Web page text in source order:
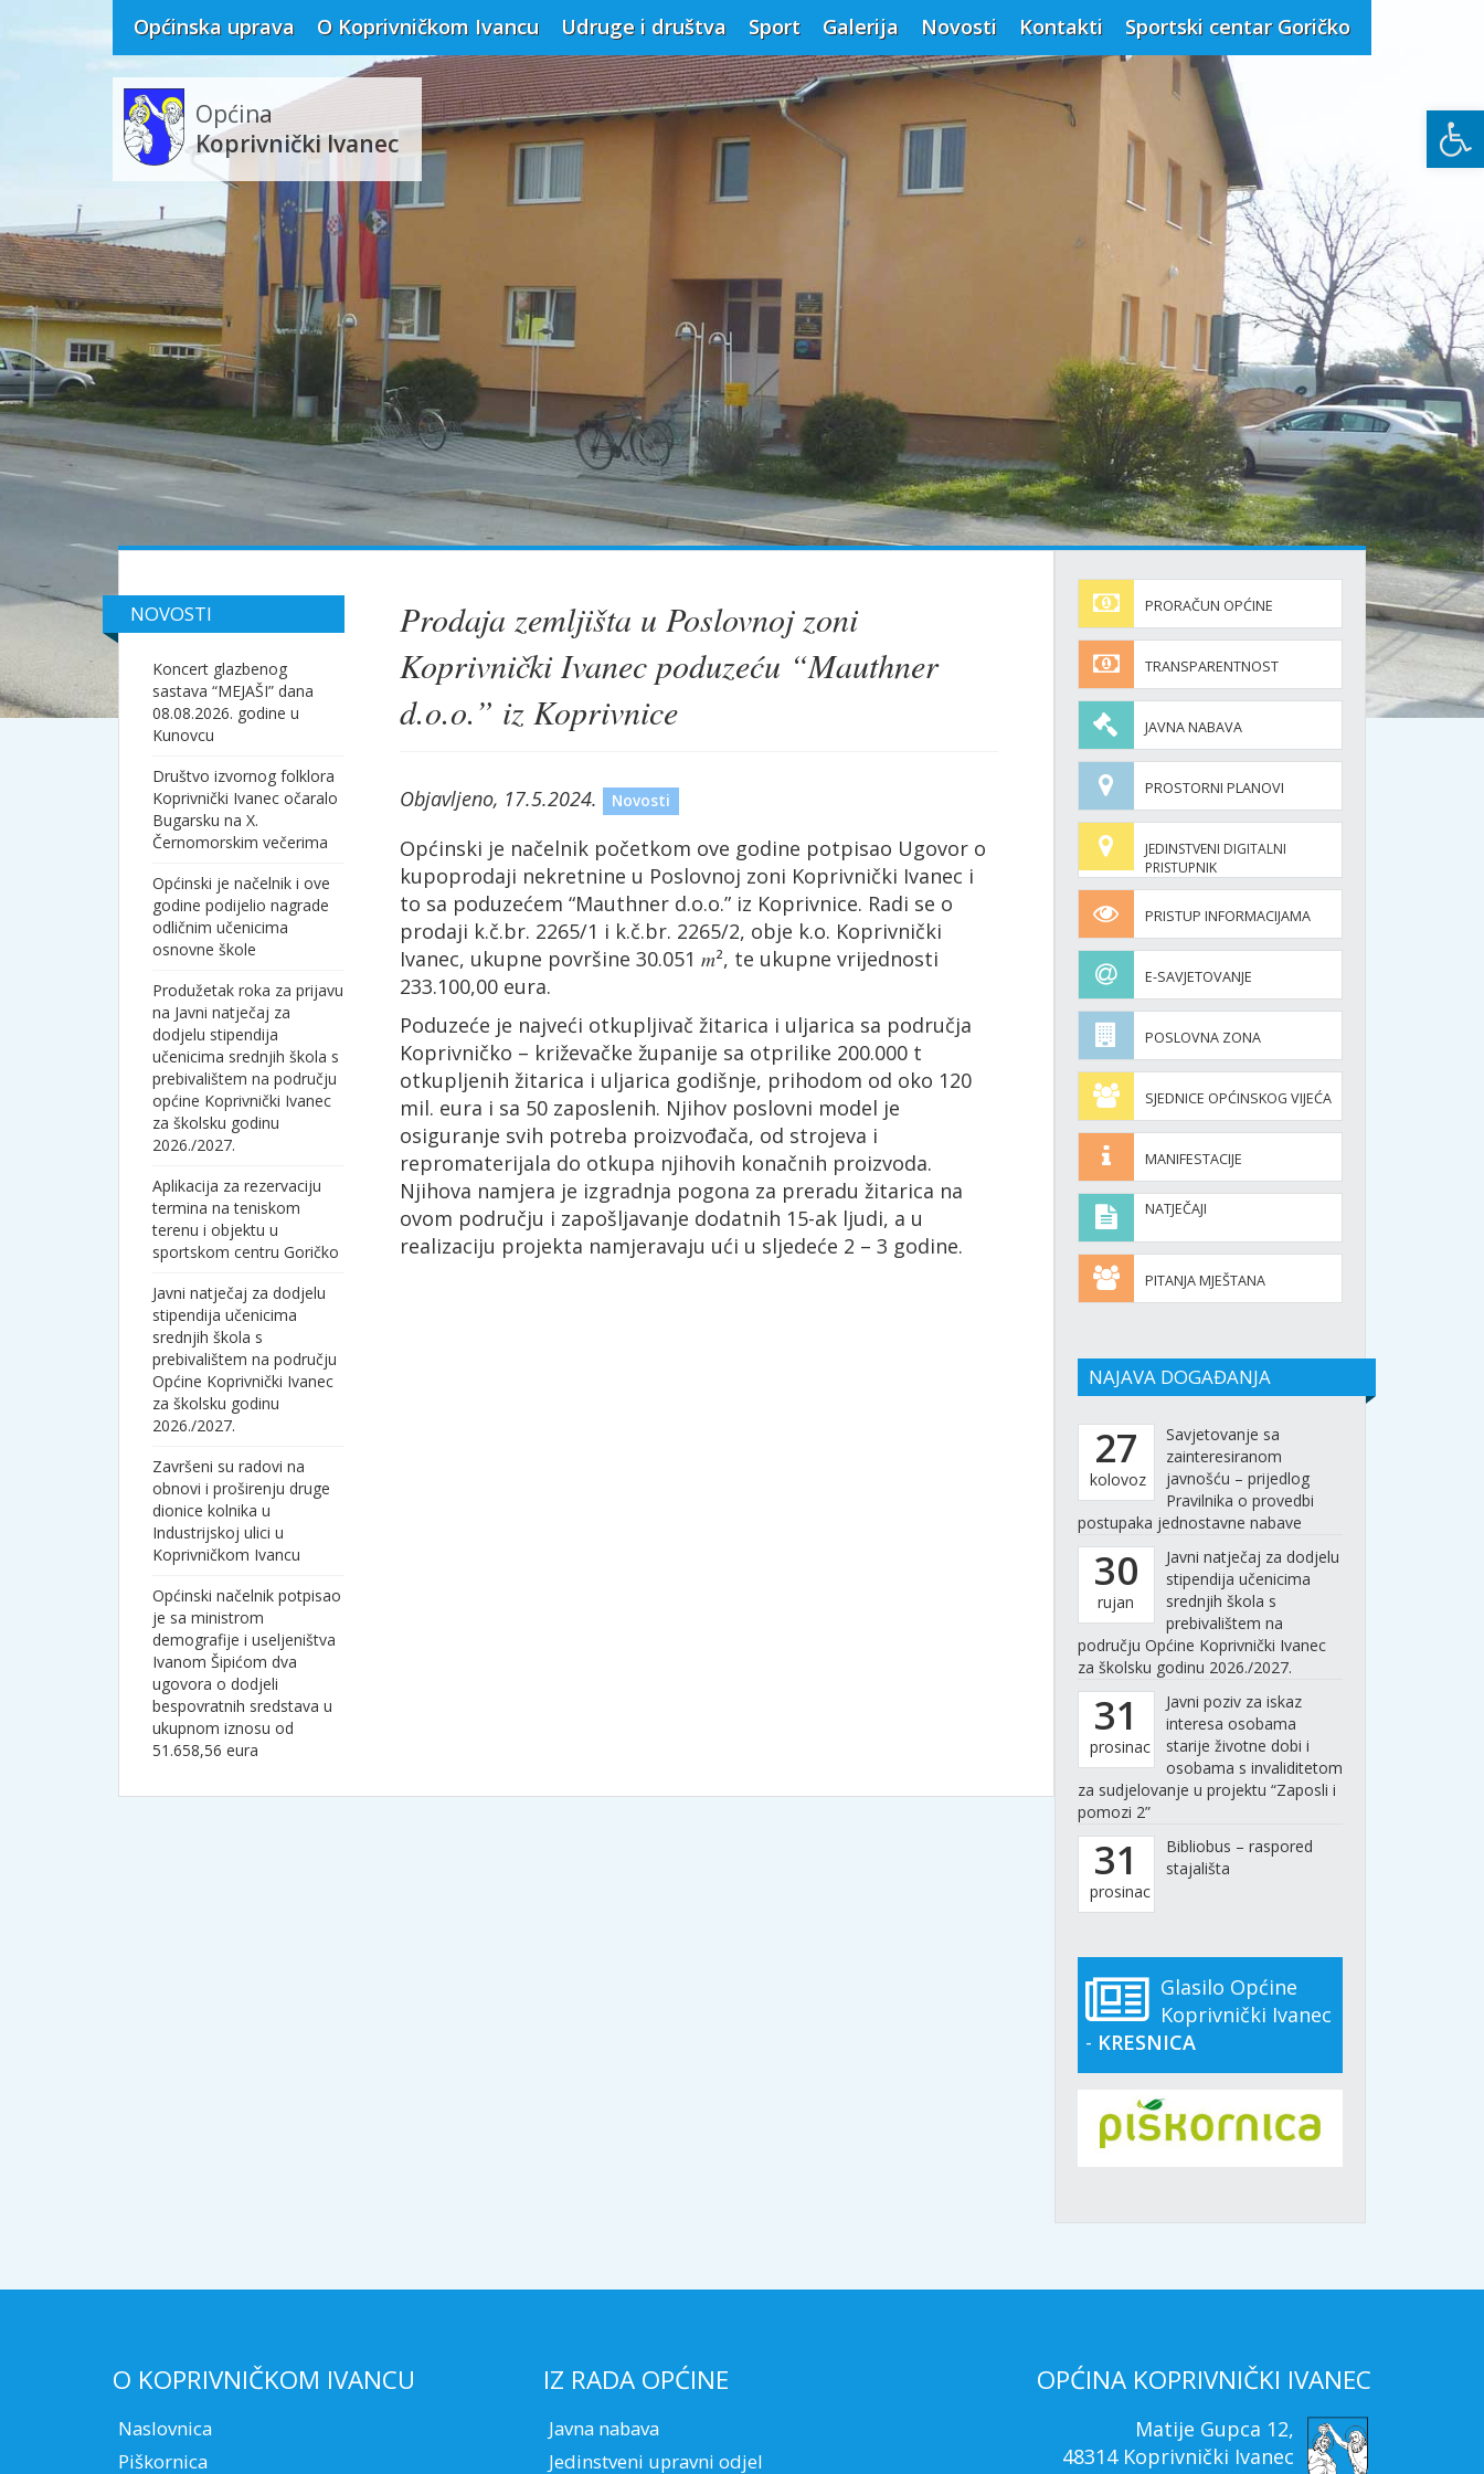
Općinska uprava O Koprivničkom Ivancu Udruge i društva Sport Galerija Novosti Kontakti Sportski centar Goričko
Općina
Koprivnički Ivanec
NOVOSTI
Koncert glazbenog
sastava “MEJAŠI” dana
08.08.2026. godine u
Kunovcu
Društvo izvornog folklora
Koprivnički Ivanec očaralo
Bugarsku na X.
Černomorskim večerima
Općinski je načelnik i ove
godine podijelio nagrade
odličnim učenicima
osnovne škole
Produžetak roka za prijavu
na Javni natječaj za
dodjelu stipendija
učenicima srednjih škola s
prebivalištem na području
općine Koprivnički Ivanec
za školsku godinu
2026./2027.
Aplikacija za rezervaciju
termina na teniskom
terenu i objektu u
sportskom centru Goričko
Javni natječaj za dodjelu
stipendija učenicima
srednjih škola s
prebivalištem na području
Općine Koprivnički Ivanec
za školsku godinu
2026./2027.
Završeni su radovi na
obnovi i proširenju druge
dionice kolnika u
Industrijskoj ulici u
Koprivničkom Ivancu
Općinski načelnik potpisao
je sa ministrom
demografije i useljeništva
Ivanom Šipićom dva
ugovora o dodjeli
bespovratnih sredstava u
ukupnom iznosu od
51.658,56 eura
Prodaja zemljišta u Poslovnoj zoni
Koprivnički Ivanec poduzeću “Mauthner
d.o.o.” iz Koprivnice
Objavljeno, 17.5.2024. Novosti
Općinski je načelnik početkom ove godine potpisao Ugovor o
kupoprodaji nekretnine u Poslovnoj zoni Koprivnički Ivanec i
to sa poduzećem “Mauthner d.o.o.” iz Koprivnice. Radi se o
prodaji k.č.br. 2265/1 i k.č.br. 2265/2, obje k.o. Koprivnički
Ivanec, ukupne površine 30.051 𝑚², te ukupne vrijednosti
233.100,00 eura.
Poduzeće je najveći otkupljivač žitarica i uljarica sa područja
Koprivničko – križevačke županije sa otprilike 200.000 t
otkupljenih žitarica i uljarica godišnje, prihodom od oko 120
mil. eura i sa 50 zaposlenih. Njihov poslovni model je
osiguranje svih potreba proizvođača, od strojeva i
repromaterijala do otkupa njihovih konačnih proizvoda.
Njihova namjera je izgradnja pogona za preradu žitarica na
ovom području i zapošljavanje dodatnih 15-ak ljudi, a u
realizaciju projekta namjeravaju ući u sljedeće 2 – 3 godine.
PRORAČUN OPĆINE
TRANSPARENTNOST
JAVNA NABAVA
PROSTORNI PLANOVI
JEDINSTVENI DIGITALNI
PRISTUPNIK
PRISTUP INFORMACIJAMA
E-SAVJETOVANJE
POSLOVNA ZONA
SJEDNICE OPĆINSKOG VIJEĆA
MANIFESTACIJE
NATJEČAJI
PITANJA MJEŠTANA
NAJAVA DOGAĐANJA
27
kolovoz
Savjetovanje sa
zainteresiranom
javnošću – prijedlog
Pravilnika o provedbi
postupaka jednostavne nabave
30
rujan
Javni natječaj za dodjelu
stipendija učenicima
srednjih škola s
prebivalištem na
području Općine Koprivnički Ivanec
za školsku godinu 2026./2027.
31
prosinac
Javni poziv za iskaz
interesa osobama
starije životne dobi i
osobama s invaliditetom
za sudjelovanje u projektu “Zaposli i
pomozi 2”
31
prosinac
Bibliobus – raspored
stajališta
Glasilo Općine
Koprivnički Ivanec
- KRESNICA
O KOPRIVNIČKOM IVANCU
Naslovnica
Piškornica
IZ RADA OPĆINE
Javna nabava
Jedinstveni upravni odjel
OPĆINA KOPRIVNIČKI IVANEC
Matije Gupca 12,
48314 Koprivnički Ivanec